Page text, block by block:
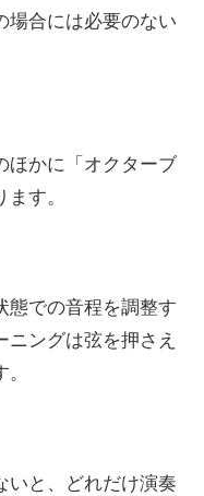
場合には必要のない
ほかに「オクターブ
す。
態での音程を調整す
ングは弦を押さえ
いと、どれだけ演奏